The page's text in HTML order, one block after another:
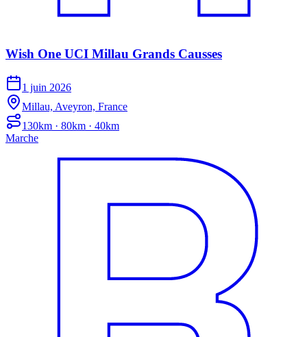
Wish One UCI Millau Grands Causses
1 juin 2026
Millau, Aveyron, France
130km · 80km · 40km
Marche